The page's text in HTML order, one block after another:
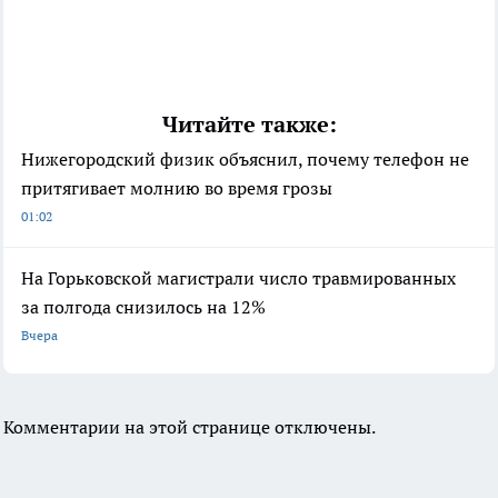
Читайте также:
Нижегородский физик объяснил, почему телефон не
притягивает молнию во время грозы
01:02
На Горьковской магистрали число травмированных
за полгода снизилось на 12%
Вчера
Комментарии на этой странице отключены.